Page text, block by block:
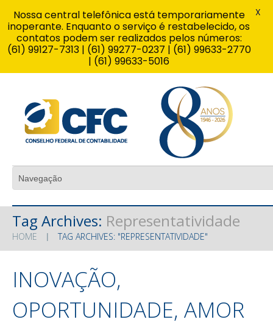
Tag Archives: Representatividade
HOME TAG ARCHIVES: "REPRESENTATIVIDADE"
INOVAÇÃO,
OPORTUNIDADE, AMOR
Nossa central telefônica está temporariamente
inoperante. Enquanto o serviço é restabelecido, os
contatos podem ser realizados pelos números:
(61) 99127-7313 | (61) 99277-0237 | (61) 99633-2770
| (61) 99633-5016
X